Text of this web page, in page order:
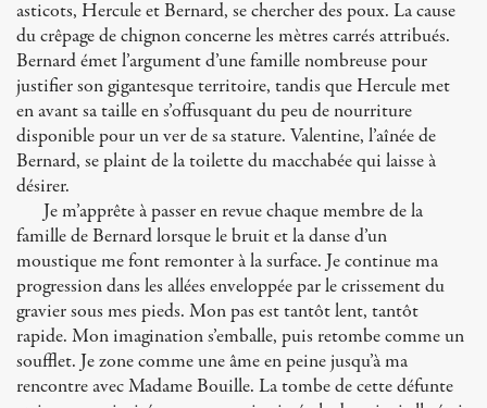
asticots, Hercule et Bernard, se chercher des poux. La cause
du crêpage de chignon concerne les mètres carrés attribués.
Bernard émet l’argument d’une famille nombreuse pour
justifier son gigantesque territoire, tandis que Hercule met
en avant sa taille en s’offusquant du peu de nourriture
disponible pour un ver de sa stature. Valentine, l’aînée de
Bernard, se plaint de la toilette du macchabée qui laisse à
désirer.
Je m’apprête à passer en revue chaque membre de la
famille de Bernard lorsque le bruit et la danse d’un
moustique me font remonter à la surface. Je continue ma
progression dans les allées enveloppée par le crissement du
gravier sous mes pieds. Mon pas est tantôt lent, tantôt
rapide. Mon imagination s’emballe, puis retombe comme un
soufflet. Je zone comme une âme en peine jusqu’à ma
rencontre avec Madame Bouille. La tombe de cette défunte